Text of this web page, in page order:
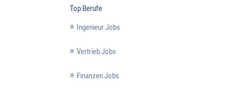
Top Berufe
Ingenieur Jobs
Vertrieb Jobs
Finanzen Jobs